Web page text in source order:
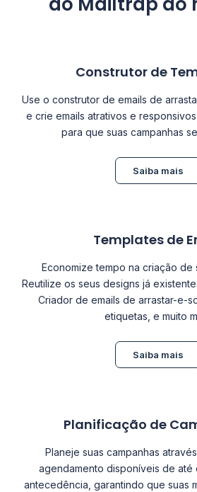
Construtor de
Use o construtor de emails de
e crie emails atrativos e
para que suas campanhas
Saiba mais
Templates de
Economize tempo na criação de
Reutilize os seus designs já
Criador de emails de arrastar-e-
etiquetas, e muito
Saiba mais
Planificação de
Planeje suas campanhas
agendamento disponíveis de até
antecedência, garantindo que suas